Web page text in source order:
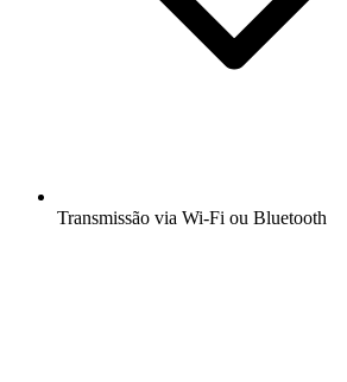
Transmissão via Wi-Fi ou Bluetooth